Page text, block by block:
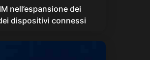
nell’espansione dei
dispositivi connessi